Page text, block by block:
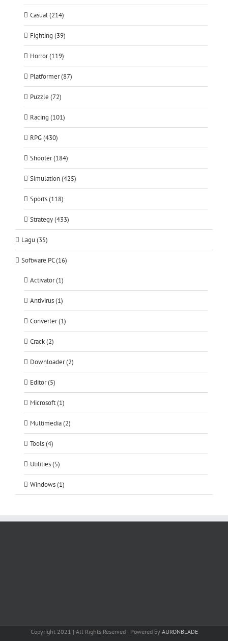
Casual (214)
Fighting (39)
Horror (119)
Platformer (87)
Puzzle (72)
Racing (101)
RPG (430)
Shooter (184)
Simulation (425)
Sports (118)
Strategy (433)
Lagu (35)
Software PC (16)
Activator (1)
Antivirus (1)
Converter (1)
Crack (2)
Downloader (2)
Editor (5)
Microsoft (1)
Multimedia (2)
Tools (4)
Utilities (5)
Windows (1)
Copyright 2021 | All Rights Reserved | Powered by AURONBLADE